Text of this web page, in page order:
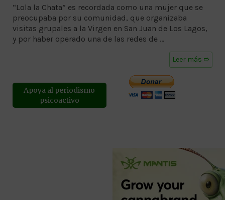
“Lola la Chata” es recordada como una mujer que se
preocupaba por su comunidad, que organizaba
visitas grupales a la Virgen en San Juan de Los Lagos,
y por haber operado una de las redes de …
Leer más ➱
Apoya al periodismo
psicoactivo